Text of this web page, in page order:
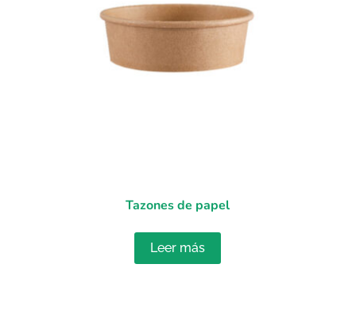
Tazones de papel
Leer más